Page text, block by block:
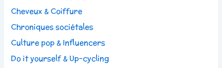
Cheveux & Coiffure
Chroniques sociétales
Culture pop & Influencers
Do it yourself & Up-cycling